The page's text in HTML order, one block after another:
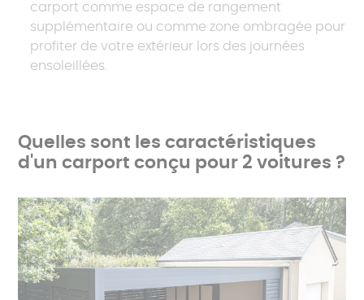
carport comme espace de rangement
supplémentaire ou comme zone ombragée pour
profiter de votre extérieur lors des journées
ensoleillées.
Quelles sont les caractéristiques
d'un carport conçu pour 2 voitures ?